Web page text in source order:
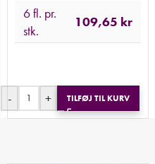
6 fl. pr.
stk.
109,65 kr
- + TILFØJ TIL KURV